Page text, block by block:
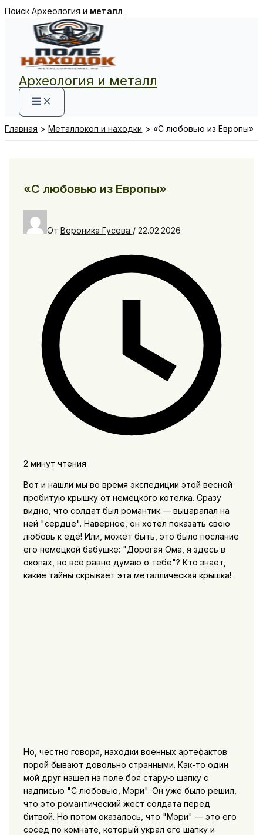
Перейти
содержимому
Поиск Археология и металл
Археология и металл
Главная Металлокоп и находки «С любовью из Европы»
«С любовью из Европы»
От Вероника Гусева / 22.02.2026
2 минут чтения
Вот и нашли мы во время экспедиции этой весной
пробитую крышку от немецкого котелка. Сразу
видно, что солдат был романтик — выцарапал на
ней "сердце". Наверное, он хотел показать свою
любовь к еде! Или, может быть, это было послание
его немецкой бабушке: "Дорогая Ома, я здесь в
окопах, но всё равно думаю о тебе"? Кто знает,
какие тайны скрывает эта металлическая крышка!
Но, честно говоря, находки военных артефактов
порой бывают довольно странными. Как-то один
мой друг нашел на поле боя старую шапку с
надписью "С любовью, Мэри". Он уже было решил,
что это романтический жест солдата перед
битвой. Но потом оказалось, что "Мэри" — это его
сосед по комнате, который украл его шапку и